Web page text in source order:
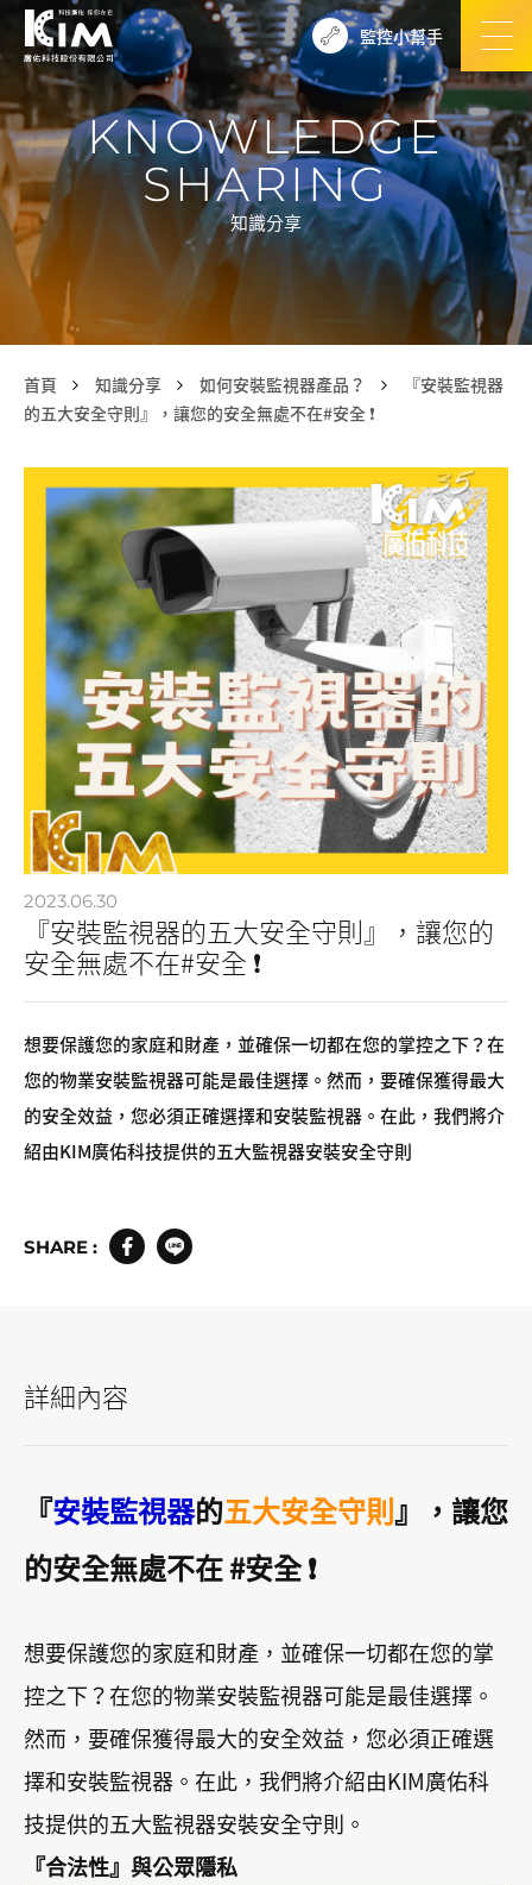
監控小幫手
KNOWLEDGE
SHARING
知識分享
首頁 知識分享 如何安裝監視器產品？
『安裝監視器
的五大安全守則』，讓您的安全無處不在#安全 ❗
2023.06.30
『安裝監視器的五大安全守則』，讓您的
安全無處不在#安全 ❗
想要保護您的家庭和財產，並確保一切都在您的掌控之下？在
您的物業安裝監視器可能是最佳選擇。然而，要確保獲得最大
的安全效益，您必須正確選擇和安裝監視器。在此，我們將介
紹由KIM廣佑科技提供的五大監視器安裝安全守則
SHARE :
詳細內容
『安裝監視器的五大安全守則』，讓您
的安全無處不在 #安全 ❗
想要保護您的家庭和財產，並確保一切都在您的掌
控之下？在您的物業安裝監視器可能是最佳選擇。
然而，要確保獲得最大的安全效益，您必須正確選
擇和安裝監視器。在此，我們將介紹由KIM廣佑科
技提供的五大監視器安裝安全守則。
『合法性』與公眾隱私